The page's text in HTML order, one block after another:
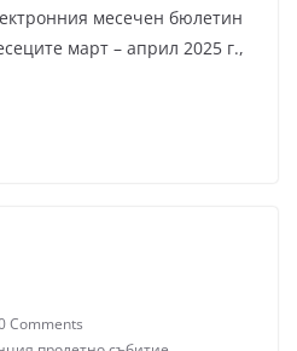
месечен бюлетин
март – април 2025 г.,
Comments